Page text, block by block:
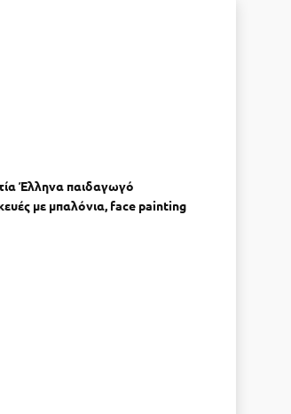
Έλληνα παιδαγωγό
με μπαλόνια, face painting